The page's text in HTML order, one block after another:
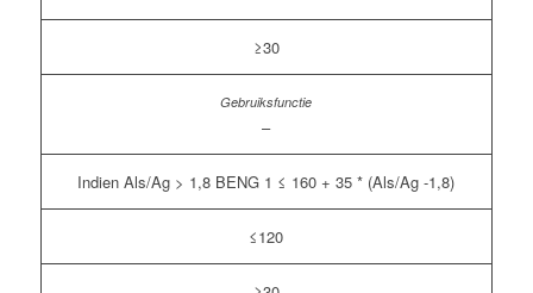
≥30
–
Indien Als/Ag > 1,8 BENG 1 ≤ 160 + 35 * (Als/Ag -1,8)
≤120